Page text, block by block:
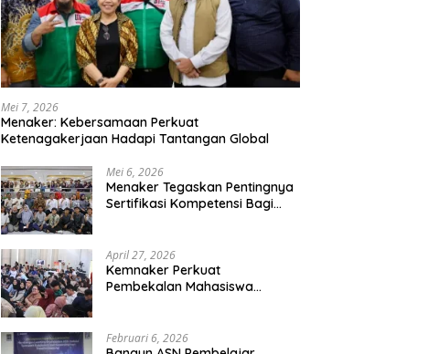
Mei 7, 2026
Menaker: Kebersamaan Perkuat
Ketenagakerjaan Hadapi Tantangan Global
Mei 6, 2026
Menaker Tegaskan Pentingnya
Sertifikasi Kompetensi Bagi
April 27, 2026
Kemnaker Perkuat
Pembekalan Mahasiswa
Februari 6, 2026